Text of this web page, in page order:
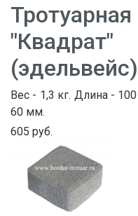
(эдельвейс)
Вес - 1,3 кг. Длина -
60 мм.
605 руб.